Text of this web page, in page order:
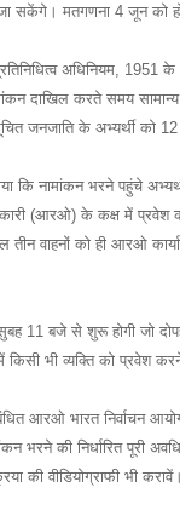
सकेंगे। मतगणना 4 जून को
अधिनियम, 1951
दाखिल करते समय सामान्य
जनजाति के अभ्यर्थी को
कि नामांकन भरने पहुंचे
(आरओ) के कक्ष में
तीन वाहनों को ही आरओ
11 बजे से शुरू होगी जो
भी व्यक्ति को प्रवेश
आरओ भारत निर्वाचन
भरने की निर्धारित पूरी
की वीडियोग्राफी भी करावें।